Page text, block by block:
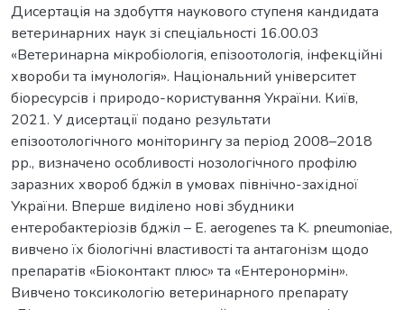
Дисертація на здобуття наукового ступеня кандидата
ветеринарних наук зі спеціальності 16.00.03
«Ветеринарна мікробіологія, епізоотологія, інфекційні
хвороби та імунологія». Національний університет
біоресурсів і природо-користування України. Київ,
2021. У дисертації подано результати
епізоотологічного моніторингу за період 2008–2018
рр., визначено особливості нозологічного профілю
заразних хвороб бджіл в умовах північно-західної
України. Вперше виділено нові збудники
ентеробактеріозів бджіл – E. aerogenes та K. рneumoniae,
вивчено їх біологічні властивості та антагонізм щодо
препаратів «Біоконтакт плюс» та «Ентеронормін».
Вивчено токсикологію ветеринарного препарату